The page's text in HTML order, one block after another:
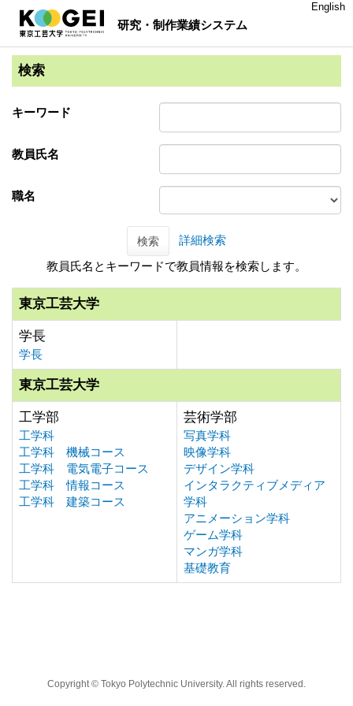
研究・制作業績システム
English
検索
キーワード
教員氏名
職名
検索
詳細検索
教員氏名とキーワードで教員情報を検索します。
東京工芸大学
学長
学長
東京工芸大学
工学部
工学科
工学科 機械コース
工学科 電気電子コース
工学科 情報コース
工学科 建築コース
芸術学部
写真学科
映像学科
デザイン学科
インタラクティブメディア
学科
アニメーション学科
ゲーム学科
マンガ学科
基礎教育
Copyright © Tokyo Polytechnic University. All rights reserved.